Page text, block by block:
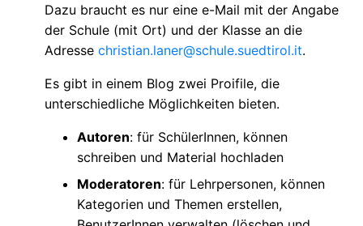
Dazu braucht es nur eine e-Mail mit der Angabe
der Schule (mit Ort) und der Klasse an die
Adresse christian.laner@schule.suedtirol.it.
Es gibt in einem Blog zwei Proifile, die
unterschiedliche Möglichkeiten bieten.
Autoren: für SchülerInnen, können
schreiben und Material hochladen
Moderatoren: für Lehrpersonen, können
Kategorien und Themen erstellen,